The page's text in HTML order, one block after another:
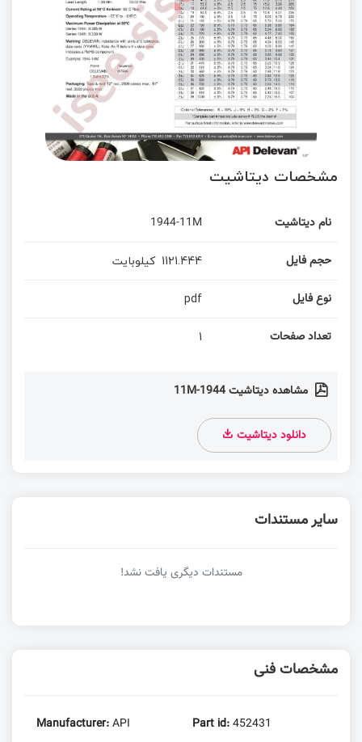
مشخصات دیتاشیت
نام دیتاشیت 1944-11M
حجم فایل 1121.444 کیلوبایت
نوع فایل pdf
تعداد صفحات 1
مشاهده دیتاشیت 1944-11M
دانلود دیتاشیت
سایر مستندات
مستندات دیگری یافت نشد!
مشخصات فنی
Manufacturer:API Part id:452431